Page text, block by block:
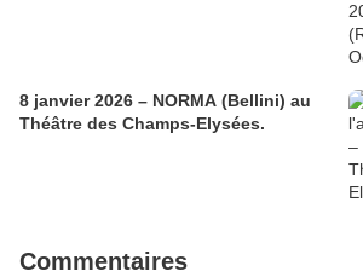
8 janvier 2026 – NORMA (Bellini) au
Théâtre des Champs-Elysées.
Commentaires